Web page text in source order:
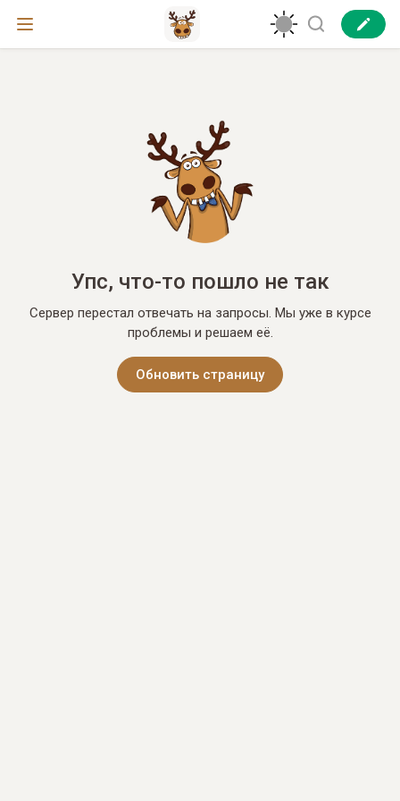
Упс, что-то пошло не так
Сервер перестал отвечать на запросы. Мы уже в курсе
проблемы и решаем её.
Обновить страницу